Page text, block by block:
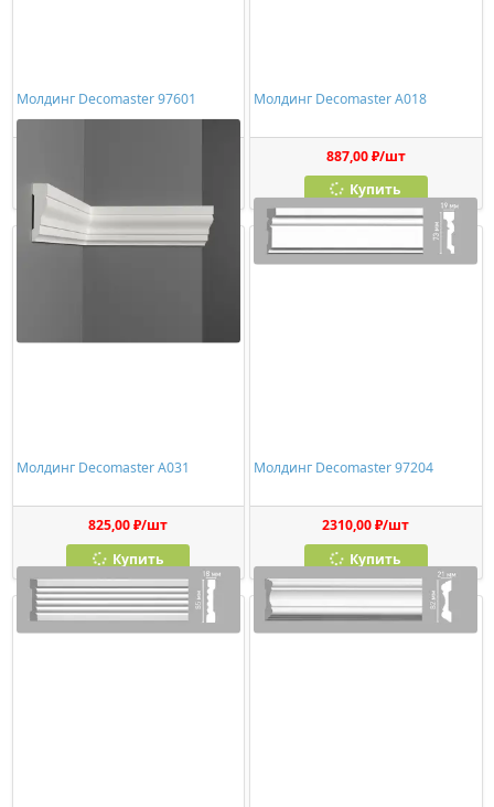
Молдинг Decomaster 97601 Молдинг Decomaster A018
887,00 ₽/шт
Купить
Молдинг Decomaster A031
825,00 ₽/шт
Купить
Молдинг Decomaster 97204
2310,00 ₽/шт
Купить